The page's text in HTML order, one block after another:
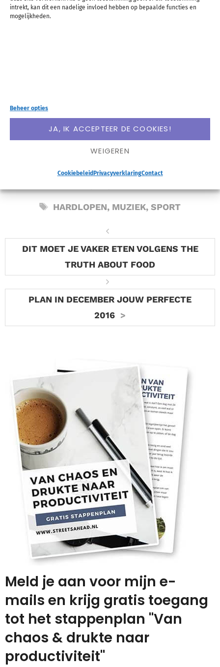
intrekt, kan dit een nadelige invloed hebben op bepaalde functies en
mogelijkheden.
Beheer opties
JA, IK ACCEPTEER DE COOKIES!
WEIGEREN
CookiebeleidPrivacyverklaringContact
blog toe!
TAGS
HARDLOPEN, MUZIEK,SPORT
DIT MOET JE VAKER ETEN VOLGENS THE
TRUTH ABOUT FOOD
PLAN IN DECEMBER JOUW PERFECTE
2016
Meld je aan voor mijn e-
mails en krijg gratis toegang
tot het stappenplan "Van
chaos & drukte naar
productiviteit"